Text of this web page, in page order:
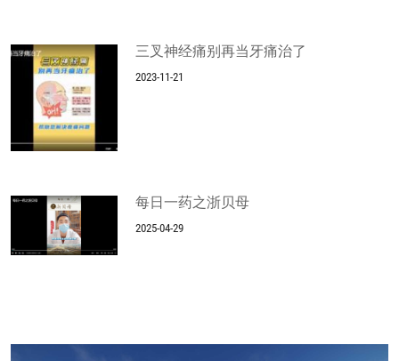
三叉神经痛别再当牙痛治了
2023-11-21
每日一药之浙贝母
2025-04-29